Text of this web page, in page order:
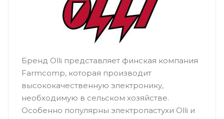
Бренд Olli представляет финская компания
Farmcomp, которая производит
высококачественную электронику,
необходимую в сельском хозяйстве.
Особенно популярны электропастухи Olli и